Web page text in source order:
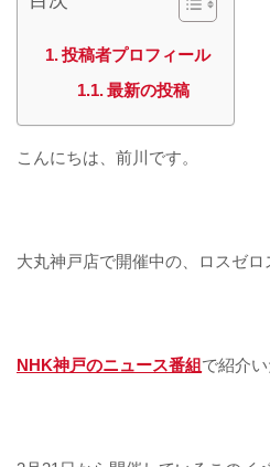
投稿者プロフィール
最新の投稿
こんにちは、前川です。
大丸神戸店で開催中の、ロスゼロ
NHK神戸のニュース番組で紹介い